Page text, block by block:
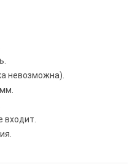
невозможна).
входит.